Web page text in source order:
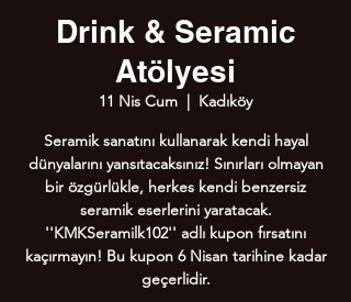
Drink & Seramic
Atölyesi
11 Nis Cum
  |
Kadıköy
Seramik sanatını kullanarak kendi hayal
dünyalarını yansıtacaksınız! Sınırları olmayan
bir özgürlükle, herkes kendi benzersiz
seramik eserlerini yaratacak.
''KMKSeramilk102'' adlı kupon fırsatını
kaçırmayın! Bu kupon 6 Nisan tarihine kadar
geçerlidir.